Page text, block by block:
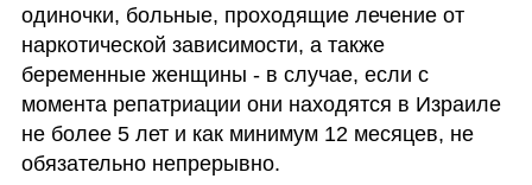
одиночки, больные, проходящие лечение от
наркотической зависимости, а также
беременные женщины - в случае, если с
момента репатриации они находятся в Израиле
не более 5 лет и как минимум 12 месяцев, не
обязательно непрерывно.